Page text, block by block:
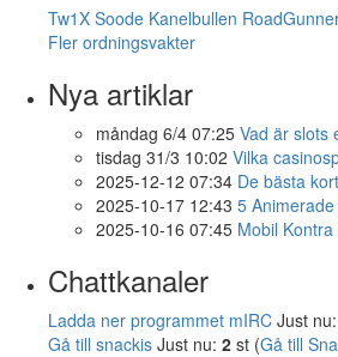
Tw1X Soode Kanelbullen
Fler ordningsvakter
Nya artiklar
måndag 6/4 07:25 Vad är slots
tisdag 31/3 10:02 Vilka
2025-12-12 07:34 De bästa
2025-10-17 12:43 5
2025-10-16 07:45 Mobil
Chattkanaler
Ladda ner programmet mIRC Just nu:
Gå till snackis Just nu: 2 st (Gå till